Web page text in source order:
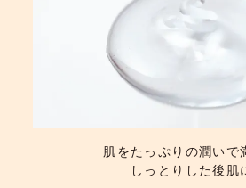
肌をたっぷりの潤いで
しっとりした後肌